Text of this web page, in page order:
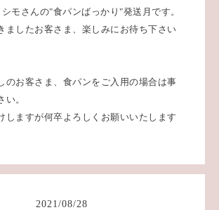
モさんの"食パンばっかり"発送月です。
ましたお客さま、楽しみにお待ち下さい
のお客さま、食パンをご入用の場合は事
い。
しますが何卒よろしくお願いいたします
2021 /08/28